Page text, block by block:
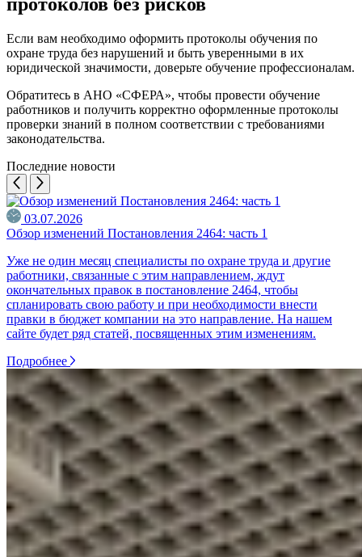
Если вам необходимо оформить протоколы обучения по
охране труда без нарушений и быть уверенными в их
юридической значимости, доверьте обучение профессионалам.
Обратитесь в АНО «СФЕРА», чтобы провести обучение
работников и получить корректно оформленные протоколы
проверки знаний в полном соответствии с требованиями
законодательства.
Последние новости
03.07.2026
Обзор изменений Постановления 2464: часть 1
Уже не один месяц специалисты по охране труда и другие
работники, связанные с этим направлением, ждут
окончательных правок в постановление 2464, чтобы
спланировать свою работу и при необходимости внести
правки в бюджет компании на это направление. На нашем
сайте будет ряд статей, посвященных этим изменениям.
Подробнее